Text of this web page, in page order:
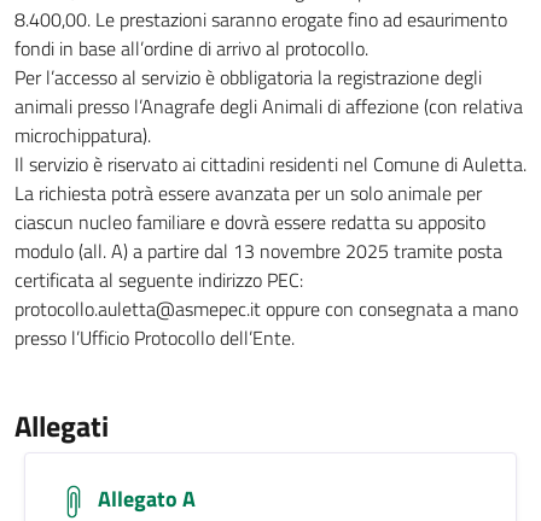
8.400,00. Le prestazioni saranno erogate fino ad esaurimento
fondi in base all’ordine di arrivo al protocollo.
Per l’accesso al servizio è obbligatoria la registrazione degli
animali presso l’Anagrafe degli Animali di affezione (con relativa
microchippatura).
Il servizio è riservato ai cittadini residenti nel Comune di Auletta.
La richiesta potrà essere avanzata per un solo animale per
ciascun nucleo familiare e dovrà essere redatta su apposito
modulo (all. A) a partire dal 13 novembre 2025 tramite posta
certificata al seguente indirizzo PEC:
protocollo.auletta@asmepec.it oppure con consegnata a mano
presso l’Ufficio Protocollo dell’Ente.
Allegati
Allegato A